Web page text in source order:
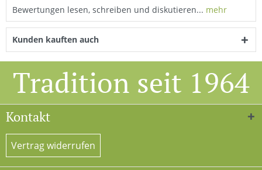
Bewertungen lesen, schreiben und diskutieren... mehr
Kunden kauften auch
Tradition seit 1964
Kontakt
Vertrag widerrufen